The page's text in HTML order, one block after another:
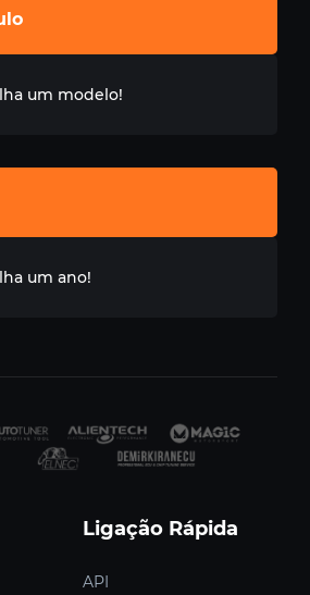
um modelo!
um ano!
Ligação Rápida
API